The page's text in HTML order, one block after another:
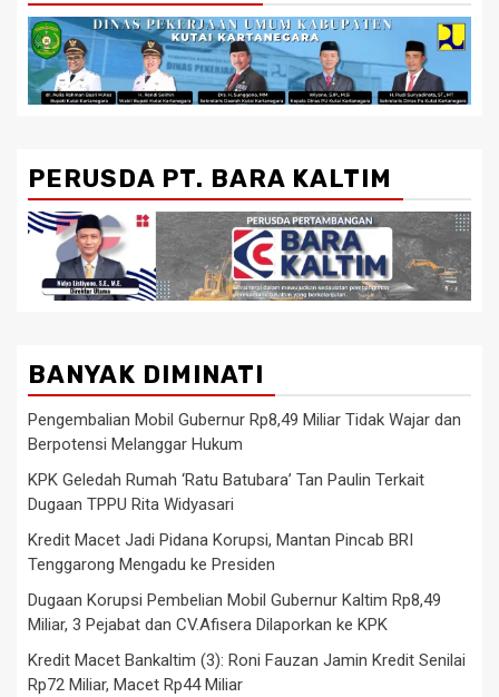
PERUSDA PT. BARA KALTIM
BANYAK DIMINATI
Pengembalian Mobil Gubernur Rp8,49 Miliar Tidak Wajar dan
Berpotensi Melanggar Hukum
KPK Geledah Rumah ‘Ratu Batubara’ Tan Paulin Terkait
Dugaan TPPU Rita Widyasari
Kredit Macet Jadi Pidana Korupsi, Mantan Pincab BRI
Tenggarong Mengadu ke Presiden
Dugaan Korupsi Pembelian Mobil Gubernur Kaltim Rp8,49
Miliar, 3 Pejabat dan CV.Afisera Dilaporkan ke KPK
Kredit Macet Bankaltim (3): Roni Fauzan Jamin Kredit Senilai
Rp72 Miliar, Macet Rp44 Miliar